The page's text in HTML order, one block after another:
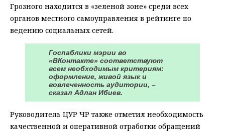
Грозного находится в «зеленой зоне» среди всех
органов местного самоуправления в рейтинге по
ведению социальных сетей.
Госпаблики мэрии во
«ВКонтакте» соответствуют
всем необходимым критериям:
оформление, живой язык и
вовлеченность аудитории, –
сказал Адлан Ибиев.
Руководитель ЦУР ЧР также отметил необходимость
качественной и оперативной отработки обращений